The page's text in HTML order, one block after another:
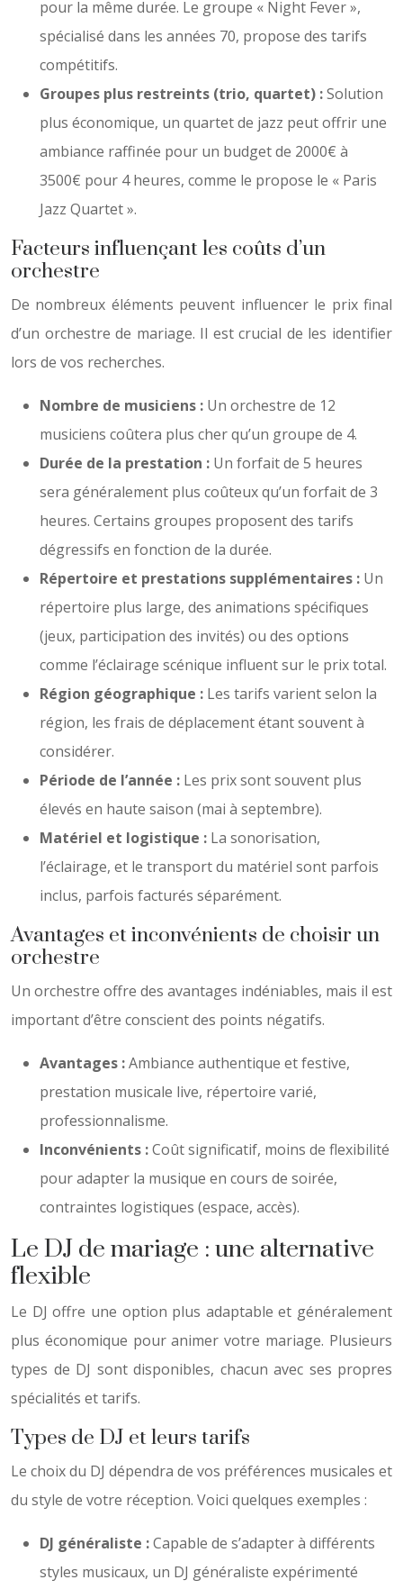
pour la même durée. Le groupe « Night Fever »,
spécialisé dans les années 70, propose des tarifs
compétitifs.
Groupes plus restreints (trio, quartet) :Solution
plus économique, un quartet de jazz peut offrir une
ambiance raffinée pour un budget de 2000€ à
3500€ pour 4 heures, comme le propose le « Paris
Jazz Quartet ».
Facteurs influençant les coûts d’un
orchestre
De nombreux éléments peuvent influencer le prix final
d’un orchestre de mariage. Il est crucial de les identifier
lors de vos recherches.
Nombre de musiciens : Un orchestre de 12
musiciens coûtera plus cher qu’un groupe de 4.
Durée de la prestation : Un forfait de 5 heures
sera généralement plus coûteux qu’un forfait de 3
heures. Certains groupes proposent des tarifs
dégressifs en fonction de la durée.
Répertoire et prestations supplémentaires : Un
répertoire plus large, des animations spécifiques
(jeux, participation des invités) ou des options
comme l’éclairage scénique influent sur le prix total.
Région géographique : Les tarifs varient selon la
région, les frais de déplacement étant souvent à
considérer.
Période de l’année : Les prix sont souvent plus
élevés en haute saison (mai à septembre).
Matériel et logistique : La sonorisation,
l’éclairage, et le transport du matériel sont parfois
inclus, parfois facturés séparément.
Avantages et inconvénients de choisir un
orchestre
Un orchestre offre des avantages indéniables, mais il est
important d’être conscient des points négatifs.
Avantages :Ambiance authentique et festive,
prestation musicale live, répertoire varié,
professionnalisme.
Inconvénients :Coût significatif, moins de flexibilité
pour adapter la musique en cours de soirée,
contraintes logistiques (espace, accès).
Le DJ de mariage : une alternative
flexible
Le DJ offre une option plus adaptable et généralement
plus économique pour animer votre mariage. Plusieurs
types de DJ sont disponibles, chacun avec ses propres
spécialités et tarifs.
Types de DJ et leurs tarifs
Le choix du DJ dépendra de vos préférences musicales et
du style de votre réception. Voici quelques exemples :
DJ généraliste :Capable de s’adapter à différents
styles musicaux, un DJ généraliste expérimenté